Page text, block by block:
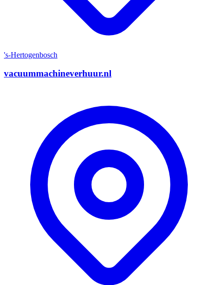
's-Hertogenbosch
vacuummachineverhuur.nl